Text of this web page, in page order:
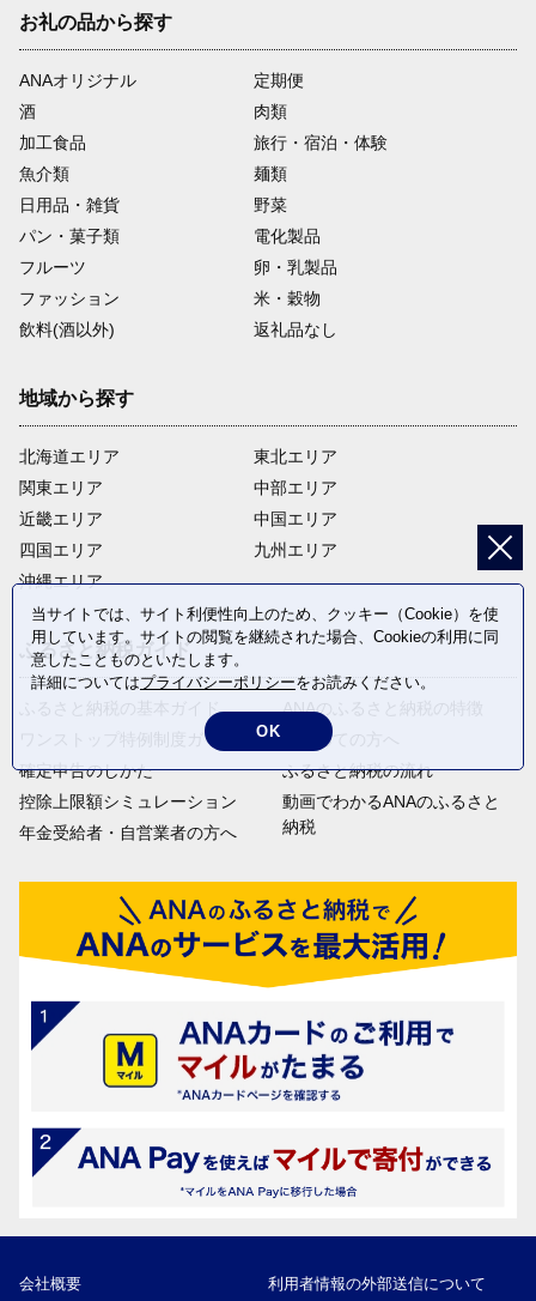
お礼の品から探す
ANAオリジナル
定期便
酒
肉類
加工食品
旅行・宿泊・体験
魚介類
麺類
日用品・雑貨
野菜
パン・菓子類
電化製品
フルーツ
卵・乳製品
ファッション
米・穀物
飲料(酒以外)
返礼品なし
地域から探す
北海道エリア
関東エリア
近畿エリア
四国エリア
沖縄エリア
東北エリア
中部エリア
中国エリア
九州エリア
ふるさと納税ガイド
ふるさと納税の基本ガイド
ワンストップ特例制度ガイド
確定申告のしかた
控除上限額シミュレーション
年金受給者・自営業者の方へ
ANAのふるさと納税の特徴
はじめての方へ
ふるさと納税の流れ
動画でわかるANAのふるさと
納税
会社概要 利用者情報の外部送信について
当サイトでは、サイト利便性向上のため、クッキー（Cookie）を使
用しています。サイトの閲覧を継続された場合、Cookieの利用に同
意したことものといたします。
詳細についてはプライバシーポリシーをお読みください。
OK